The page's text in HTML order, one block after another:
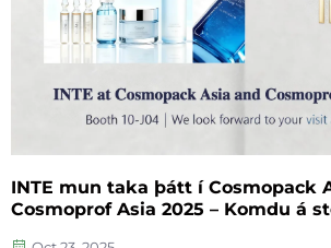
INTE mun taka þátt í Cosmopack
Cosmoprof Asia 2025 – Komdu á